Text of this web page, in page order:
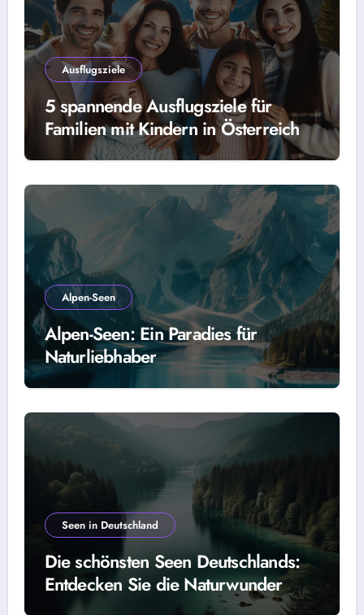
Ausflugsziele
5 spannende Ausflugsziele für
Familien mit Kindern in Österreich
Alpen-Seen
Alpen-Seen: Ein Paradies für
Naturliebhaber
Seen in Deutschland
Die schönsten Seen Deutschlands:
Entdecken Sie die Naturwunder